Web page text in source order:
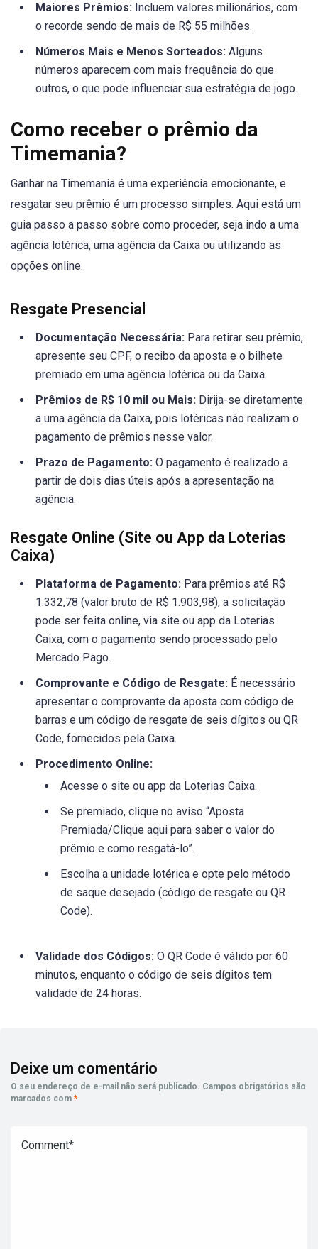
Maiores Prêmios: Incluem valores milionários, com
o recorde sendo de mais de R$ 55 milhões.
Números Mais e Menos Sorteados: Alguns
números aparecem com mais frequência do que
outros, o que pode influenciar sua estratégia de jogo.
Como receber o prêmio da
Timemania?
Ganhar na Timemania é uma experiência emocionante, e
resgatar seu prêmio é um processo simples. Aqui está um
guia passo a passo sobre como proceder, seja indo a uma
agência lotérica, uma agência da Caixa ou utilizando as
opções online.
Resgate Presencial
Documentação Necessária: Para retirar seu prêmio,
apresente seu CPF, o recibo da aposta e o bilhete
premiado em uma agência lotérica ou da Caixa.
Prêmios de R$ 10 mil ou Mais: Dirija-se diretamente
a uma agência da Caixa, pois lotéricas não realizam o
pagamento de prêmios nesse valor.
Prazo de Pagamento: O pagamento é realizado a
partir de dois dias úteis após a apresentação na
agência.
Resgate Online (Site ou App da Loterias
Caixa)
Plataforma de Pagamento: Para prêmios até R$
1.332,78 (valor bruto de R$ 1.903,98), a solicitação
pode ser feita online, via site ou app da Loterias
Caixa, com o pagamento sendo processado pelo
Mercado Pago.
Comprovante e Código de Resgate: É necessário
apresentar o comprovante da aposta com código de
barras e um código de resgate de seis dígitos ou QR
Code, fornecidos pela Caixa.
Procedimento Online:
Acesse o site ou app da Loterias Caixa.
Se premiado, clique no aviso “Aposta
Premiada/Clique aqui para saber o valor do
prêmio e como resgatá-lo”.
Escolha a unidade lotérica e opte pelo método
de saque desejado (código de resgate ou QR
Code).
Validade dos Códigos: O QR Code é válido por 60
minutos, enquanto o código de seis dígitos tem
validade de 24 horas.
Deixe um comentário
O seu endereço de e-mail não será publicado. Campos obrigatórios são
marcados com *